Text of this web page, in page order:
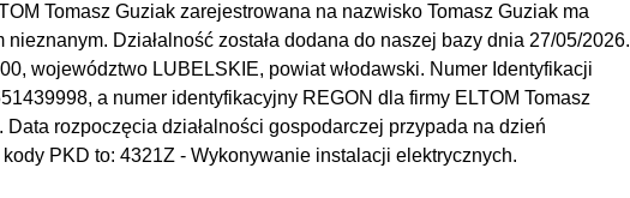
Tomasz Guziak zarejestrowana na nazwisko Tomasz Guziak ma
Działalność została dodana do naszej bazy dnia 27/05/2026.
województwo LUBELSKIE, powiat włodawski. Numer Identyfikacji
a numer identyfikacyjny REGON dla firmy ELTOM Tomasz
Data rozpoczęcia działalności gospodarczej przypada na dzień
PKD to: 4321Z - Wykonywanie instalacji elektrycznych.